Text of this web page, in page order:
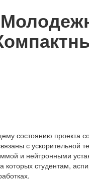
состоянию проекта
с ускорительной
и нейтронными
которых студентам,